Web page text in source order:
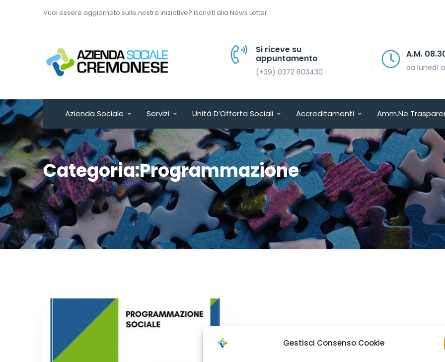
Gestisci Consenso Cookie
Vuoi essere aggiornato sulle nostre iniziative? Iscriviti alla News Letter
Via Sant’Antonio del
Fuoco n. 9/A
Cremona - ITALY
Si riceve su
appuntamento
(+39) 0372 803430
A.M. 08.30 > 13.30
da lunedì a venerdì
Azienda Sociale Servizi Unità D’Offerta Sociali Accreditamenti Amm.ne
Categoria:Programmazione